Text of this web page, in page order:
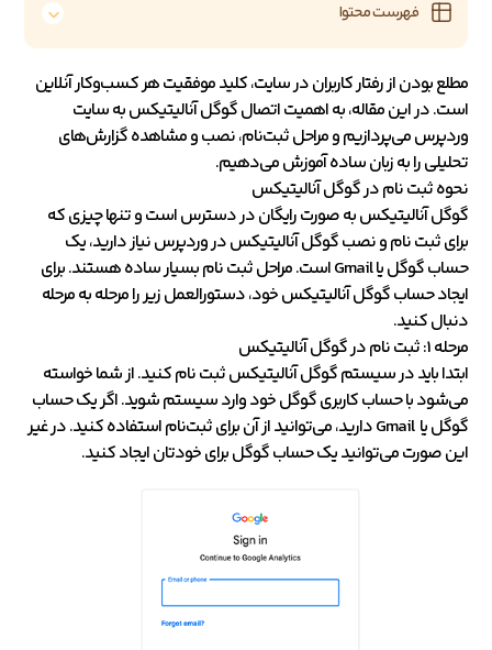
فهرست محتوا
مطلع بودن از رفتار کاربران در سایت، کلید موفقیت هر کسب‌وکار آنلاین
است. در این مقاله، به اهمیت اتصال گوگل آنالیتیکس به سایت
وردپرس می‌پردازیم و مراحل ثبت‌نام، نصب و مشاهده گزارش‌های
تحلیلی را به زبان ساده آموزش می‌دهیم.
نحوه ثبت نام در گوگل آنالیتیکس
گوگل آنالیتیکس به صورت رایگان در دسترس است و تنها چیزی که
برای ثبت نام و نصب گوگل آنالیتیکس در وردپرس نیاز دارید، یک
حساب گوگل یا Gmail است. مراحل ثبت نام بسیار ساده هستند. برای
ایجاد حساب گوگل آنالیتیکس خود، دستورالعمل زیر را مرحله به مرحله
دنبال کنید.
مرحله 1: ثبت نام در گوگل آنالیتیکس
ابتدا باید در سیستم گوگل آنالیتیکس ثبت نام کنید. از شما خواسته
می‌شود با حساب کاربری گوگل خود وارد سیستم شوید. اگر یک حساب
گوگل یا Gmail دارید، می‌توانید از آن برای ثبت‌نام استفاده کنید. در غیر
این صورت می‌توانید یک حساب گوگل برای خودتان ایجاد کنید.